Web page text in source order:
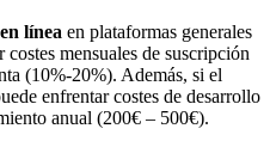
línea en plataformas generales
mensuales de suscripción
(10%-20%). Además, si el
enfrentar costes de desarrollo
anual (200€ – 500€).